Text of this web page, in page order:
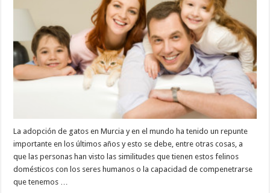
beneficios
tener
un
gato
como
miembro
de
familia
La adopción de gatos en Murcia y en el mundo ha tenido un repunte
importante en los últimos años y esto se debe, entre otras cosas, a
que las personas han visto las similitudes que tienen estos felinos
domésticos con los seres humanos o la capacidad de compenetrarse
que tenemos …